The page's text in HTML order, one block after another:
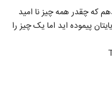
که چقدر همه چیز نا امید
پیموده اید اما یک چیز را